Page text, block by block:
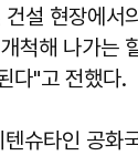
설 현장에서
척해 나가는
다"고 전했다.
슈타인 공화